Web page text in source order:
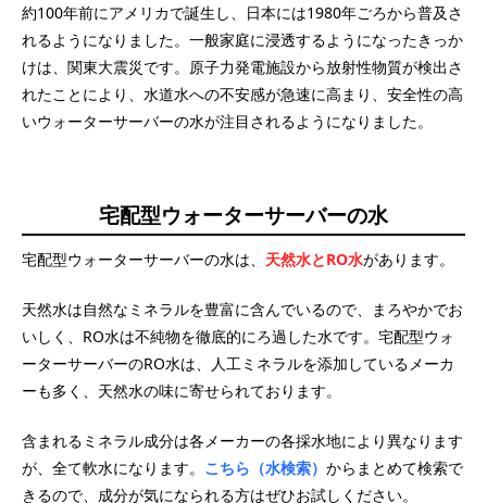
約100年前にアメリカで誕生し、日本には1980年ごろから普及さ
れるようになりました。一般家庭に浸透するようになったきっか
けは、関東大震災です。原子力発電施設から放射性物質が検出さ
れたことにより、水道水への不安感が急速に高まり、安全性の高
いウォーターサーバーの水が注目されるようになりました。
宅配型ウォーターサーバーの水
宅配型ウォーターサーバーの水は、 天然水とRO水があります。
天然水は自然なミネラルを豊富に含んでいるので、まろやかでお
いしく、RO水は不純物を徹底的にろ過した水です。宅配型ウォ
ーターサーバーのRO水は、人工ミネラルを添加しているメーカ
ーも多く、天然水の味に寄せられております。
含まれるミネラル成分は各メーカーの各採水地により異なります
が、全て軟水になります。 こちら（水検索） からまとめて検索で
きるので、成分が気になられる方はぜひお試しください。